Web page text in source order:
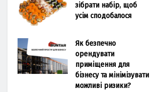
зібрати набір, щоб
усім сподобалося
Як безпечно
орендувати
приміщення для
бізнесу та мінімізувати
можливі ризики?